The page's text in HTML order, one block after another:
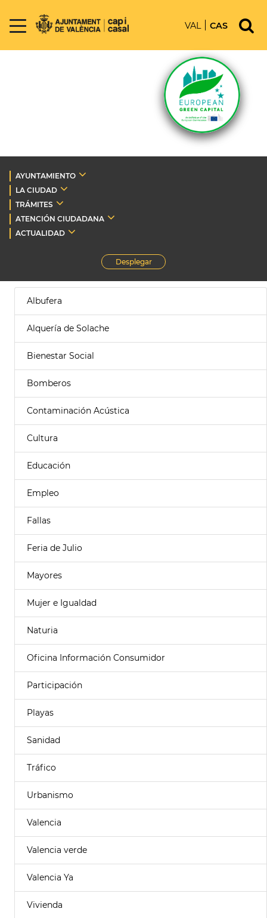
VAL CAS
AYUNTAMIENTO
LA CIUDAD
TRÁMITES
ATENCIÓN CIUDADANA
ACTUALIDAD
Desplegar
Albufera
Alquería de Solache
Bienestar Social
Bomberos
Contaminación Acústica
Cultura
Educación
Empleo
Fallas
Feria de Julio
Mayores
Mujer e Igualdad
Naturia
Oficina Información Consumidor
Participación
Playas
Sanidad
Tráfico
Urbanismo
Valencia
Valencia verde
Valencia Ya
Vivienda